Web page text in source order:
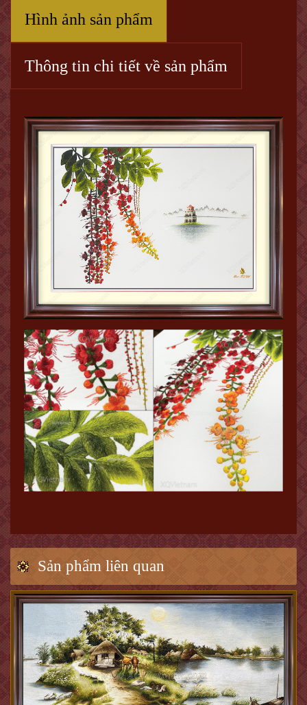
Hình ảnh sản phẩm
Thông tin chi tiết về sản phẩm
Sản phẩm liên quan